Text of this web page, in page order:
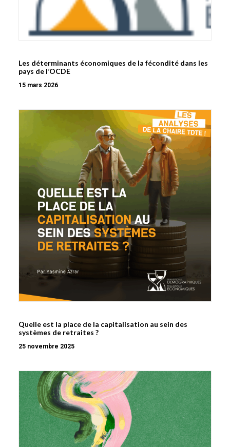
Les déterminants économiques de la fécondité dans les
pays de l’OCDE
15 mars 2026
Quelle est la place de la capitalisation au sein des
systèmes de retraites ?
25 novembre 2025